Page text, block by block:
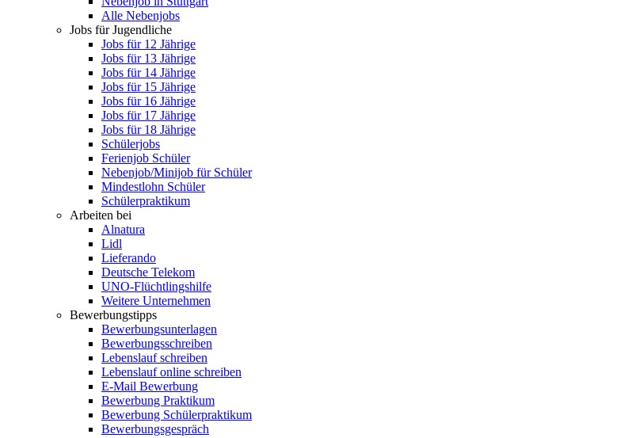
Alle Nebenjobs
Jobs für Jugendliche
Jobs für 12 Jährige
Jobs für 13 Jährige
Jobs für 14 Jährige
Jobs für 15 Jährige
Jobs für 16 Jährige
Jobs für 17 Jährige
Jobs für 18 Jährige
Schülerjobs
Ferienjob Schüler
Nebenjob/Minijob für Schüler
Mindestlohn Schüler
Schülerpraktikum
Arbeiten bei
Alnatura
Lidl
Lieferando
Deutsche Telekom
UNO-Flüchtlingshilfe
Weitere Unternehmen
Bewerbungstipps
Bewerbungsunterlagen
Bewerbungsschreiben
Lebenslauf schreiben
Lebenslauf online schreiben
E-Mail Bewerbung
Bewerbung Praktikum
Bewerbung Schülerpraktikum
Bewerbungsgespräch